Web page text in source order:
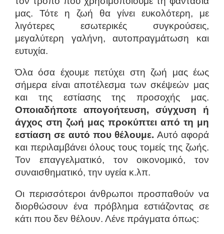
μας. Τότε η ζωή θα γίνει ευκολότερη, με
λιγότερες εσωτερικές συγκρούσεις,
μεγαλύτερη γαλήνη, αυτοπραγμάτωση και
ευτυχία.
Όλα όσα έχουμε πετύχει στη ζωή μας έως
σήμερα είναι αποτέλεσμα των σκέψεών μας
και της εστίασης της προσοχής μας.
Οποιαδήποτε απογοήτευση, σύγχυση ή
άγχος στη ζωή μας προκύπτει από τη μη
εστίαση σε αυτό που θέλουμε. Αυτό αφορά
και περιλαμβάνει όλους τους τομείς της ζωής.
Τον επαγγελματικό, τον οικονομικό, τον
συναισθηματικό, την υγεία κ.λπ.
Οι περισσότεροι άνθρωποι προσπαθούν να
διορθώσουν ένα πρόβλημα εστιάζοντας σε
κάτι που δεν θέλουν. Λένε πράγματα όπως: